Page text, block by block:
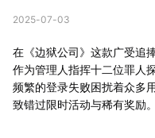
2025-07-03
在《边狱公司》这款广受追
作为管理人指挥十二位罪人
频繁的登录失败困扰着众多
致错过限时活动与稀有奖励。